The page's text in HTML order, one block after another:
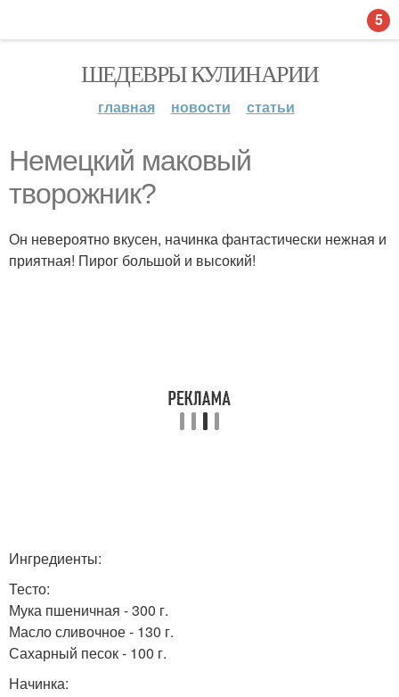
ШЕДЕВРЫ КУЛИНАРИИ
главная новости статьи
Немецкий маковый
творожник?
Он невероятно вкусен, начинка фантастически нежная и
приятная! Пирог большой и высокий!
Ингредиенты:
Тесто:
Мука пшеничная - 300 г.
Масло сливочное - 130 г.
Сахарный песок - 100 г.
Начинка:
5